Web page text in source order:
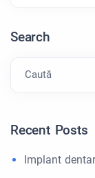
Search
Caută
Recent Posts
Implant